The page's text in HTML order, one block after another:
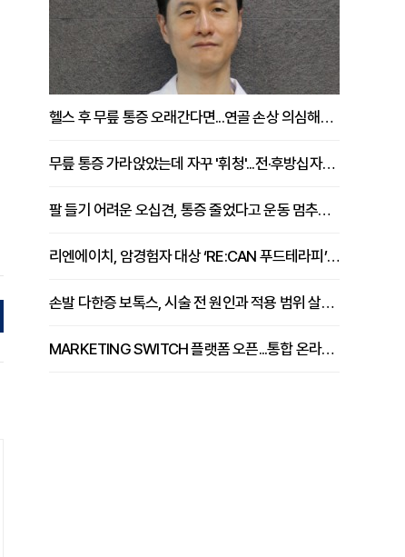
헬스 후 무릎 통증 오래간다면...연골 손상 의심해야 [김상범 원장 칼럼]
무릎 통증 가라앉았는데 자꾸 '휘청'...전·후방십자인대 파열 확인해야 [곽우경 원장 칼럼]
팔 들기 어려운 오십견, 통증 줄었다고 운동 멈추면 안 되는 이유 [이병욱 원장 칼럼]
리엔에이치, 암경험자 대상 ‘RE:CAN 푸드테라피’ 운영
손발 다한증 보톡스, 시술 전 원인과 적용 범위 살펴야 [강윤일 원장 칼럼]
MARKETING SWITCH 플랫폼 오픈...통합 온라인 마케팅 서비스 확대